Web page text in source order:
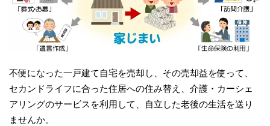
不便になった一戸建て自宅を売却し、その売却益を使って、
セカンドライフに合った住居への住み替え、介護・カーシェ
アリングのサービスを利用して、自立した老後の生活を送り
ませんか。